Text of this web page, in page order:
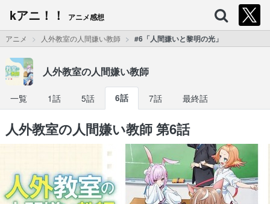
kアニ！！ アニメ感想
アニメ 人外教室の人間嫌い教師 #6「人間嫌いと黎明の光」
人外教室の人間嫌い教師
一覧 1話 5話 6話 7話 最終話
人外教室の人間嫌い教師 第6話